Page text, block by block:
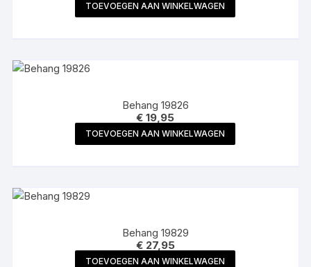
TOEVOEGEN AAN WINKELWAGEN
Behang 19826
€ 19,95
TOEVOEGEN AAN WINKELWAGEN
Behang 19829
€27,95
TOEVOEGEN AAN WINKELWAGEN